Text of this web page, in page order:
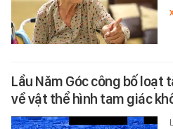
Lầu Năm Góc công bố loạt
về vật thể hình tam giác